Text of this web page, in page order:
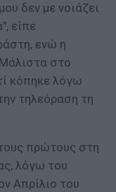
δεν με νοιάζει
είπε
ενώ η
στο
κόπηκε λόγω
τηλεόραση τη
πρώτους στη
λόγω του
Απρίλιο του